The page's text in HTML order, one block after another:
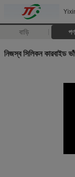
বাড়ি
নিজস্ব সিলিকন কারবাইড